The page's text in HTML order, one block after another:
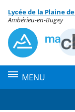
Menu de la
Contenu
Lycée de la Plaine
Ambérieu-en-Bugey
MENU